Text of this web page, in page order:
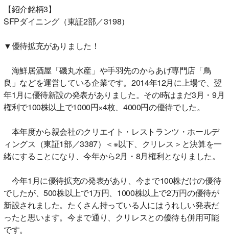
【紹介銘柄3】
SFPダイニング（東証2部／3198）
▼優待拡充がありました！
海鮮居酒屋「磯丸水産」や手羽先のからあげ専門店「鳥
良」などを運営している企業です。2014年12月に上場で、翌
年1月に優待新設の発表がありました。その時はまだ3月・9月
権利で100株以上で1000円×4枚、4000円の優待でした。
本年度から親会社のクリエイト・レストランツ・ホールデ
ィングス（東証1部／3387）＜※以下、クリレス＞と決算を一
緒にすることになり、今年から2月・8月権利となりました。
今年1月に優待拡充の発表があり、今まで100株だけの優待
でしたが、500株以上で1万円、1000株以上で2万円の優待が
新設されました。たくさん持っている人にはうれしい発表だ
ったと思います。今まで通り、クリレスとの優待も併用可能
です。